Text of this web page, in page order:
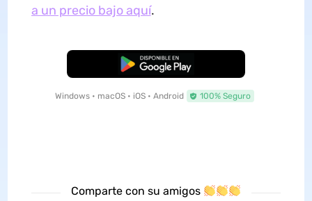
a un precio bajo aquí.
Descarga Gratuita
Windows • macOS • iOS • Android 100% Seguro
Comparte con su amigos